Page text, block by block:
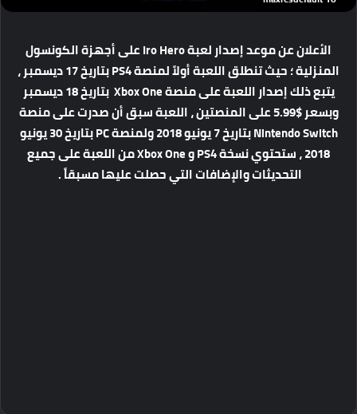
الأعلان عن موعد إصدار لعبة Iro Hero على أجهزة الكونسول
المنزلية ؛ حيث تنطلق اللعبة أولاً لمنصة PS4 بتاريخ 17 ديسمبر ،
يتبع ذلك إصدار اللعبة على منصة Xbox One بتاريخ 18 ديسمبر
وبسعر $5.99 على المنصتين ، اللعبة سبق أن صدرت على منصة
Nintendo Switch بتاريخ 7 يونيو 2018 ولمنصة PC بتاريخ 30 يونيو
2018 ، ستحتوي نسخة PS4 و Xbox One من اللعبة على جميع
التحديثات والإضافات التي حصلت عليها مسبقاً .